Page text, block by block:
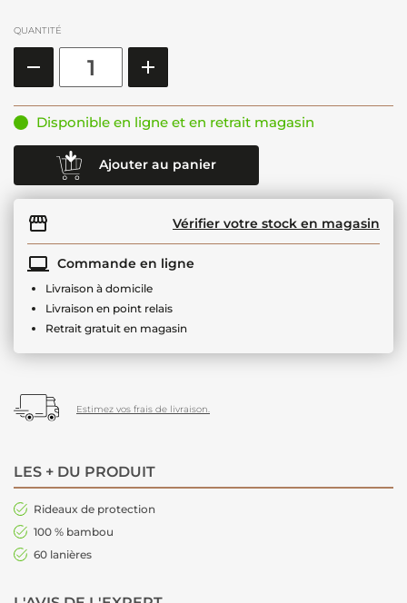
QUANTITÉ
Disponible en ligne et en retrait magasin
Ajouter au panier
Vérifier votre stock en magasin
Commande en ligne
Livraison à domicile
Livraison en point relais
Retrait gratuit en magasin
Estimez vos frais de livraison.
LES + DU PRODUIT
Rideaux de protection
100 % bambou
60 lanières